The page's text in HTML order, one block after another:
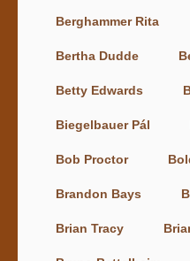
Berghammer Rita
Bertha Dudde
Betty Edwards
Biegelbauer Pál
Bob Proctor
Brandon Bays
Brian Tracy